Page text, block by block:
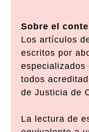
Sobre el
Los artículos
escritos por
especializados
todos
de Justicia de
La lectura de